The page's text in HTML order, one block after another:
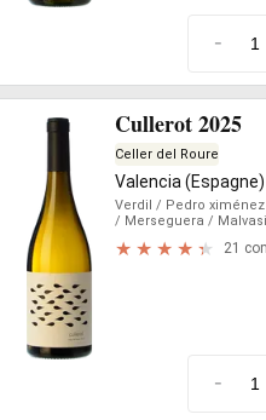
-
Cullerot 2025
Celler del Roure
Valencia (Espagne)
Verdil / Pedro ximénez
/ Merseguera /
21
-